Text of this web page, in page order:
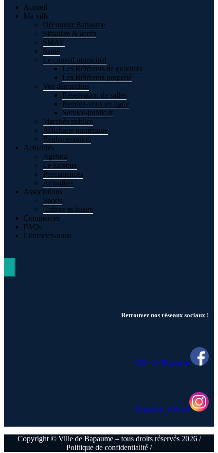
Accueil
Ma ville
Découvrir Bapaume
Situation & accès
SMAV
Santé
Le conseil municipal
Les Référents de quartiers
Les Référents propreté
Vos démarches
Réservation de salles
Rendez-vous en ligne
Service-public.fr
Marchés publics
Affichage numérique
Règlementation
Actualités
Agenda
Le kiosque
Permanences
Actualités
Associations
Sports
Culture et loisirs
Commerces
FAQs
Contactez-nous
Retrouvez nos réseaux sociaux !
Ville de Bapaume
Bapaume_officiel
Copyright © Ville de Bapaume – tous droits réservés 2026 /
Politique de confidentialité /